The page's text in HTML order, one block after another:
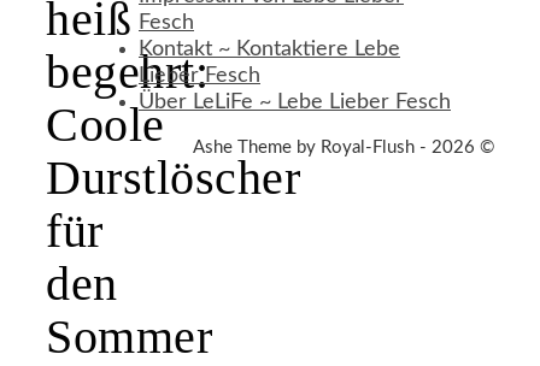
heiß
begehrt:
Coole
Durstlöscher
für
den
Sommer
Fesch
Kontakt ~ Kontaktiere Lebe
Lieber Fesch
Über LeLiFe ~ Lebe Lieber Fesch
Ashe Theme by Royal-Flush - 2026 ©